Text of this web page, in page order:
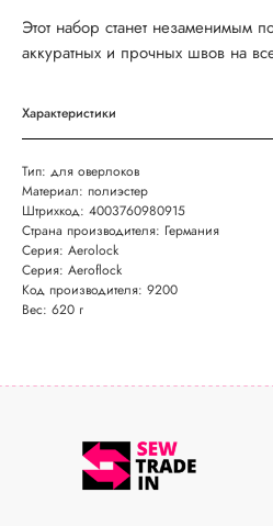
Этот набор станет незаменимым
аккуратных и прочных швов на
Характеристики
Тип: для оверлоков
Материал: полиэстер
Штрихкод: 4003760980915
Страна производителя: Германия
Серия: Aerolock
Серия: Aeroflock
Код производителя: 9200
Вес: 620 г